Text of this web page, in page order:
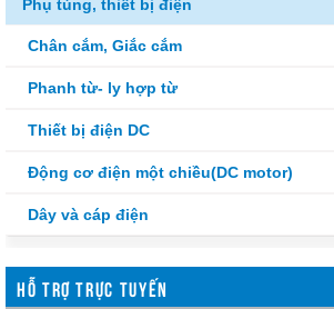
Phụ tùng, thiết bị điện
Chân cắm, Giắc cắm
Phanh từ- ly hợp từ
Thiết bị điện DC
Động cơ điện một chiều(DC motor)
Dây và cáp điện
HỖ TRỢ TRỰC TUYẾN